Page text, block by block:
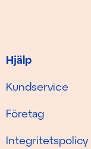
Hjälp
Kundservice
Företag
Integritetspolicy